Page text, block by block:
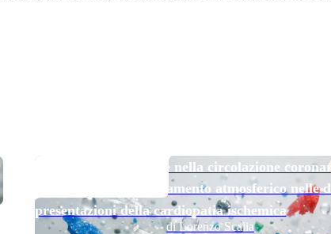
Micro e nanoplastiche nella circolazione
esposizione all’inquinamento atmosferico nelle
presentazioni della cardiopatia ischemica
di Lorenzo Scalia